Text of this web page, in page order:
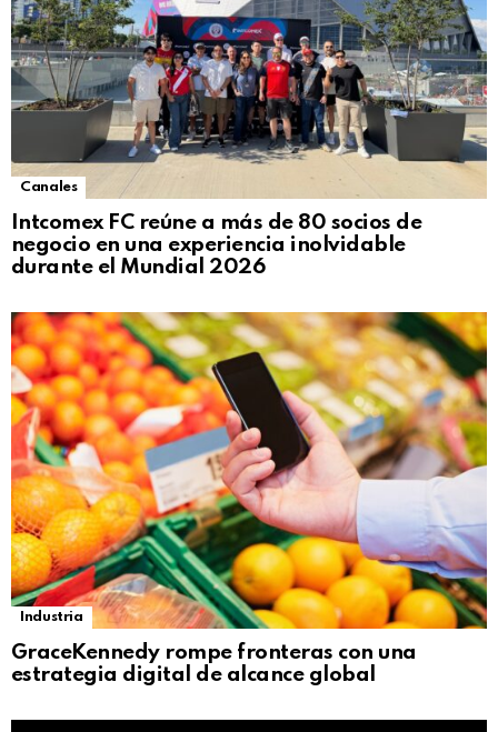
Canales
Intcomex FC reúne a más de 80 socios de
negocio en una experiencia inolvidable
durante el Mundial 2026
Industria
GraceKennedy rompe fronteras con una
estrategia digital de alcance global